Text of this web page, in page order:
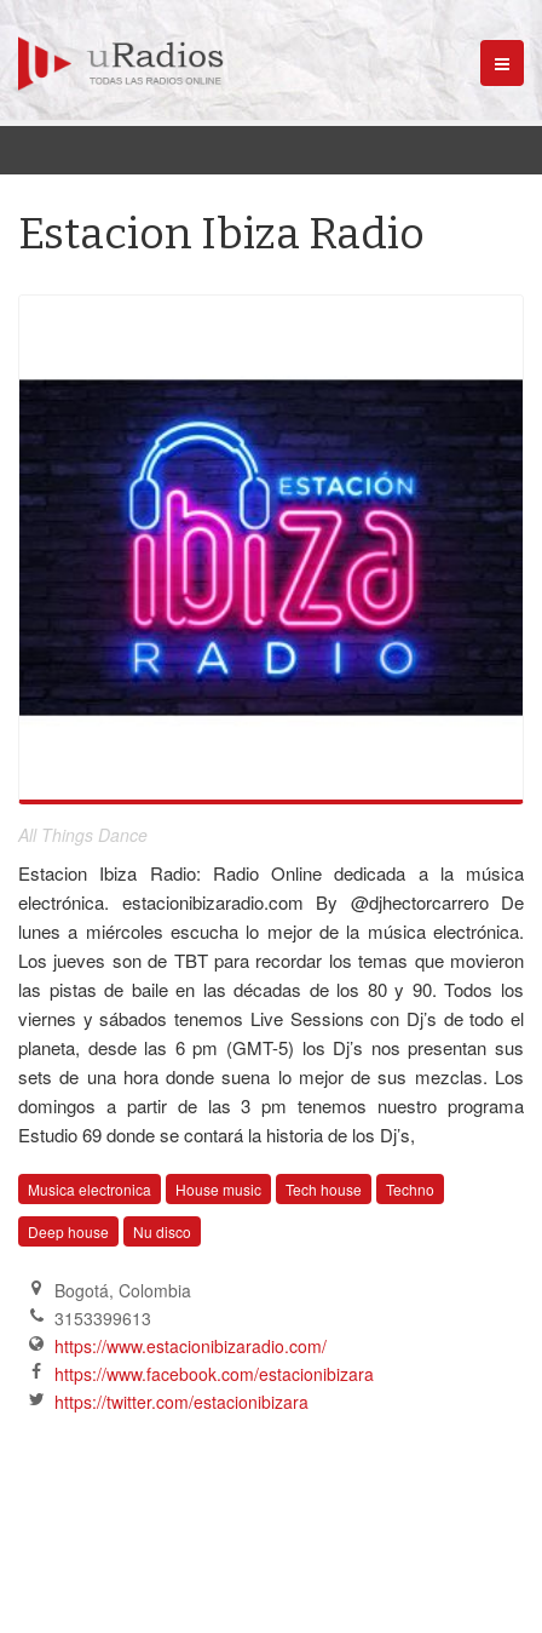
Menú
Estacion Ibiza Radio
All Things Dance
Estacion Ibiza Radio: Radio Online dedicada a la música
electrónica. estacionibizaradio.com By @djhectorcarrero De
lunes a miércoles escucha lo mejor de la música electrónica.
Los jueves son de TBT para recordar los temas que movieron
las pistas de baile en las décadas de los 80 y 90. Todos los
viernes y sábados tenemos Live Sessions con Dj’s de todo el
planeta, desde las 6 pm (GMT-5) los Dj’s nos presentan sus
sets de una hora donde suena lo mejor de sus mezclas. Los
domingos a partir de las 3 pm tenemos nuestro programa
Estudio 69 donde se contará la historia de los Dj’s,
Musica electronica House music Tech house Techno
Deep house Nu disco
Bogotá, Colombia
3153399613
https://www.estacionibizaradio.com/
https://www.facebook.com/estacionibizara
https://twitter.com/estacionibizara